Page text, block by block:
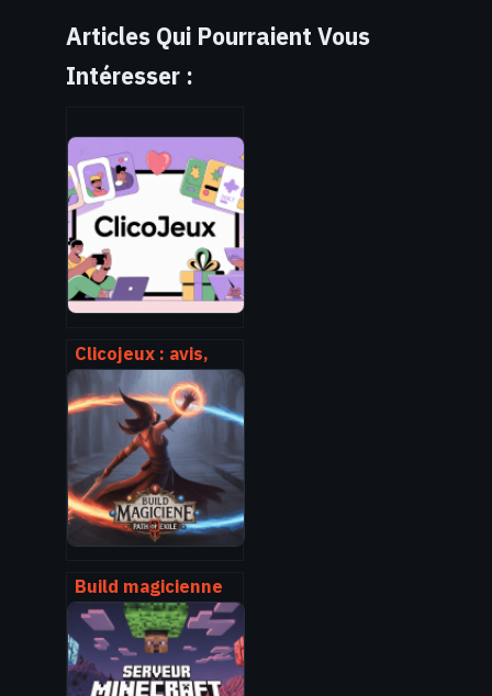
Articles Qui Pourraient Vous
Intéresser :
Clicojeux : avis,
fonctionnement et
astuces pour
mieux profiter du
site
Build magicienne
path of exile 2 : le
guide complet
pour débuter et
optimiser